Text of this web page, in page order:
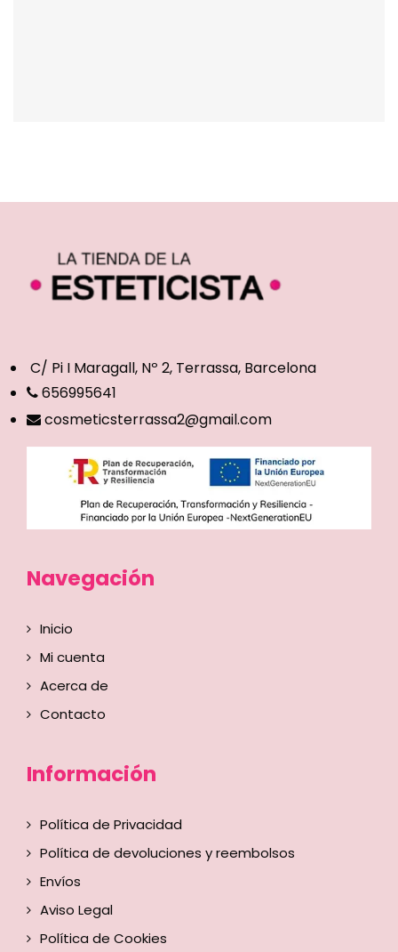
C/ Pi I Maragall, Nº 2, Terrassa, Barcelona
656995641
cosmeticsterrassa2@gmail.com
Navegación
Inicio
Mi cuenta
Acerca de
Contacto
Información
Política de Privacidad
Política de devoluciones y reembolsos
Envíos
Aviso Legal
Política de Cookies